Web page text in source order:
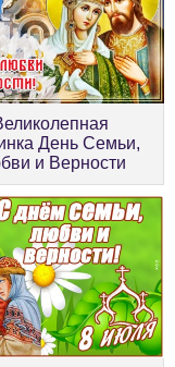
День Семьи,
и Верности